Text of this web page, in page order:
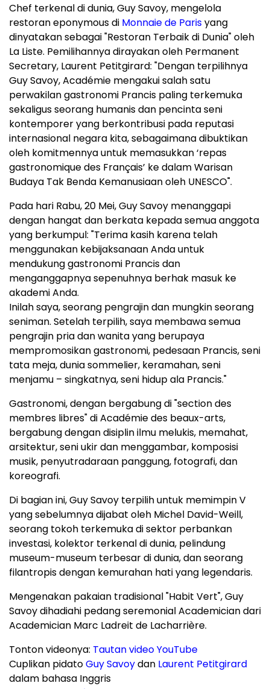
Chef terkenal di dunia, Guy Savoy, mengelola
restoran eponymous di Monnaie de Parisyang
dinyatakan sebagai "Restoran Terbaik di Dunia" oleh
La Liste. Pemilihannya dirayakan oleh Permanent
Secretary, Laurent Petitgirard: "Dengan terpilihnya
Guy Savoy, Académie mengakui salah satu
perwakilan gastronomi Prancis paling terkemuka
sekaligus seorang humanis dan pencinta seni
kontemporer yang berkontribusi pada reputasi
internasional negara kita, sebagaimana dibuktikan
oleh komitmennya untuk memasukkan ‘repas
gastronomique des Français’ ke dalam Warisan
Budaya Tak Benda Kemanusiaan oleh UNESCO".
Pada hari Rabu, 20 Mei, Guy Savoy menanggapi
dengan hangat dan berkata kepada semua anggota
yang berkumpul: "Terima kasih karena telah
menggunakan kebijaksanaan Anda untuk
mendukung gastronomi Prancis dan
menganggapnya sepenuhnya berhak masuk ke
akademi Anda.
Inilah saya, seorang pengrajin dan mungkin seorang
seniman. Setelah terpilih, saya membawa semua
pengrajin pria dan wanita yang berupaya
mempromosikan gastronomi, pedesaan Prancis, seni
tata meja, dunia sommelier, keramahan, seni
menjamu – singkatnya, seni hidup ala Prancis."
Gastronomi, dengan bergabung di "section des
membres libres" di Académie des beaux-arts,
bergabung dengan disiplin ilmu melukis, memahat,
arsitektur, seni ukir dan menggambar, komposisi
musik, penyutradaraan panggung, fotografi, dan
koreografi.
Di bagian ini, Guy Savoy terpilih untuk memimpin V
yang sebelumnya dijabat oleh Michel David-Weill,
seorang tokoh terkemuka di sektor perbankan
investasi, kolektor terkenal di dunia, pelindung
museum-museum terbesar di dunia, dan seorang
filantropis dengan kemurahan hati yang legendaris.
Mengenakan pakaian tradisional "Habit Vert", Guy
Savoy dihadiahi pedang seremonial Academician dari
Academician Marc Ladreit de Lacharrière.
Tonton videonya: Tautan video YouTube
Cuplikan pidatoGuy Savoydan Laurent Petitgirard
dalam bahasa Inggris